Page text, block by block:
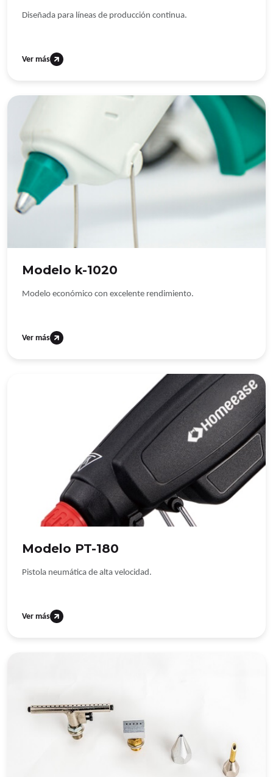
Diseñada para líneas de producción continua.
Ver más
Modelo k-1020
Modelo económico con excelente rendimiento.
Ver más
Modelo PT-180
Pistola neumática de alta velocidad.
Ver más